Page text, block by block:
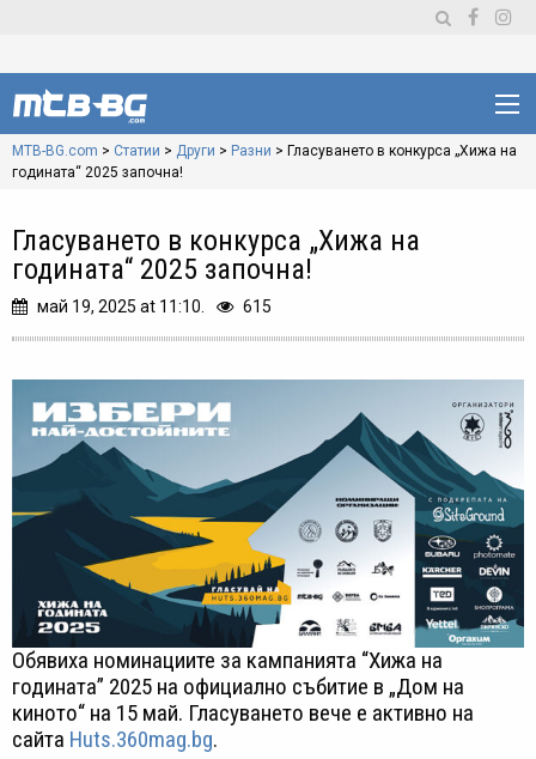
MTB-BG.com > Статии > Други > Разни > Гласуването в конкурса „Хижа на
годината“ 2025 започна!
Гласуването в конкурса „Хижа на
годината“ 2025 започна!
май 19, 2025 at 11:10. 615
Обявиха номинациите за кампанията “Хижа на
годината” 2025 на официално събитие в „Дом на
киното“ на 15 май. Гласуването вече е активно на
сайта Huts.360mag.bg.